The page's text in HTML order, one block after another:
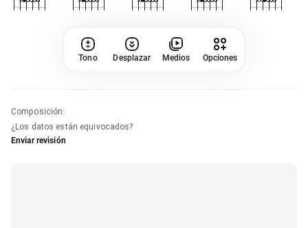
Tono Desplazar Medios Opciones
Composición:
¿Los datos están equivocados?
Enviar revisión